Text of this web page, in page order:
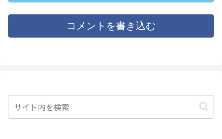
コメントを書き込む